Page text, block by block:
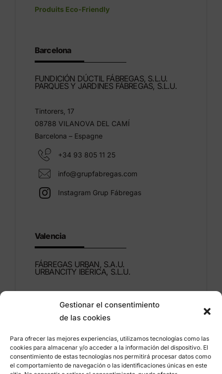
Gestionar el consentimiento
de las cookies
Para ofrecer las mejores experiencias, utilizamos tecnologías como las
cookies para almacenar y/o acceder a la información del dispositivo. El
consentimiento de estas tecnologías nos permitirá procesar datos como
el comportamiento de navegación o las identificaciones únicas en este
Produits Eco-Friendly
Barcelona
FUNDICIÓN DÚCTIL FÁBREGAS, S.L.U.
PARQUES Y JARDINES FÁBREGAS, S.L.U.
Tintorers, 17
08788 VILANOVA DEL CAMÍ
Barcelona – Espagne
+34 93 805 11 25
info@grupfabregas.com
Instagram Grup Fábregas
Valencia
FÁBREGAS URBAN, S.A.U.
URBANCITY IBÉRICA, S.L.U.
46960 ALDAIA
Valencia – Espagne
+34 96 151 53 44
info@grupfabregas.com